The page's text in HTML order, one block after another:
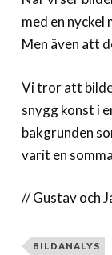
med en nyckel
Men även att
Vi tror att
snygg konst i
bakgrunden
varit en
// Gustav och
BILDANALYS